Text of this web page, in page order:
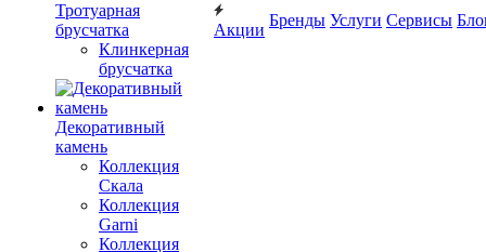
Тротуарная
брусчатка
Клинкерная
брусчатка
Декоративный
камень
Коллекция
Скала
Коллекция
Garni
Коллекция
Акции
Бренды Услуги Сервисы